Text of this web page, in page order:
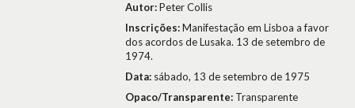
Autor:Peter Collis
Inscrições:Manifestação em Lisboa a favor
dos acordos de Lusaka. 13 de setembro de
1974.
Data: sábado, 13 de setembro de 1975
Opaco/Transparente: Transparente